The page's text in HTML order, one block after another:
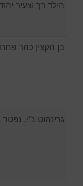
הילד רך וצעיר
בן הקצין כהר
גרינהוט נ”י. נפטר